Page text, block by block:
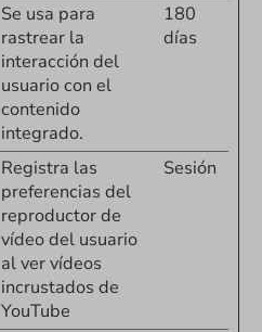
Se usa para
rastrear la
interacción del
usuario con el
contenido
integrado.
180
días
Registra las
preferencias del
reproductor de
vídeo del usuario
al ver vídeos
incrustados de
YouTube
Sesión